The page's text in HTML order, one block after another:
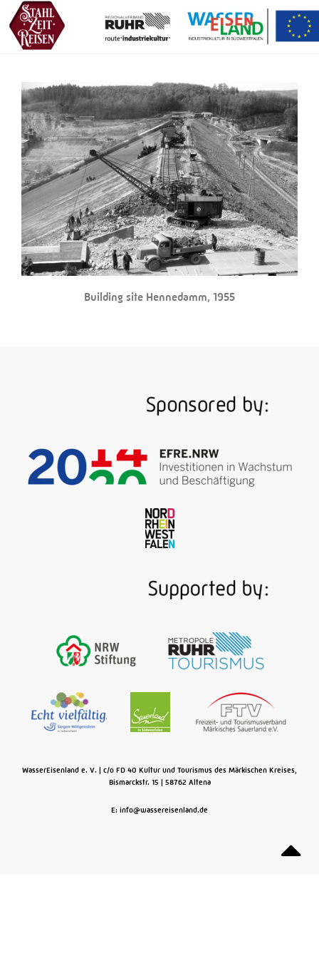
Building site Hennedamm, 1955
WasserEisenland e. V.
c/o FD 40 Kultur und Tourismus des Märkischen Kreises,
Bismarckstr. 15
58762 Altena
E: info@wassereisenland.de